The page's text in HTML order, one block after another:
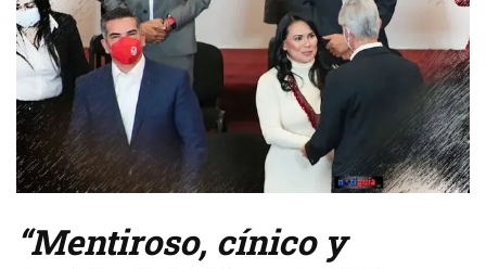
“Mentiroso, cínico y